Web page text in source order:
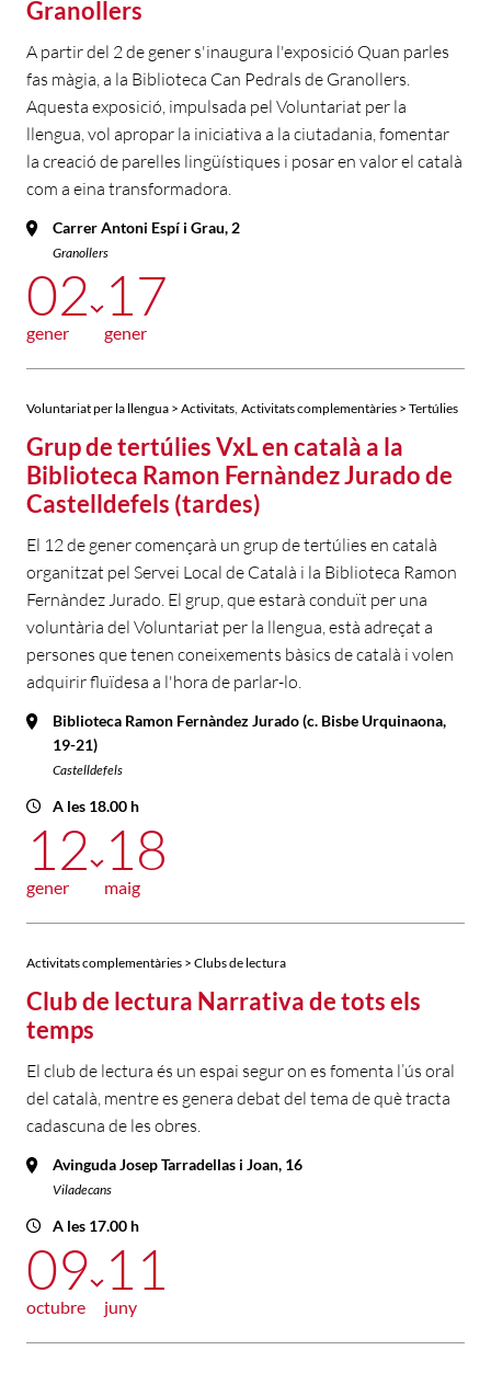
Granollers
A partir del 2 de gener s'inaugura l'exposició Quan parles
fas màgia, a la Biblioteca Can Pedrals de Granollers.
Aquesta exposició, impulsada pel Voluntariat per la
llengua, vol apropar la iniciativa a la ciutadania, fomentar
la creació de parelles lingüístiques i posar en valor el català
com a eina transformadora.
Carrer Antoni Espí i Grau, 2
Granollers
02
gener
17
gener
Voluntariat per la llengua > Activitats Activitats complementàries > Tertúlies
Grup de tertúlies VxL en català a la
Biblioteca Ramon Fernàndez Jurado de
Castelldefels (tardes)
El 12 de gener començarà un grup de tertúlies en català
organitzat pel Servei Local de Català i la Biblioteca Ramon
Fernàndez Jurado. El grup, que estarà conduït per una
voluntària del Voluntariat per la llengua, està adreçat a
persones que tenen coneixements bàsics de català i volen
adquirir fluïdesa a l'hora de parlar-lo.
Biblioteca Ramon Fernàndez Jurado (c. Bisbe Urquinaona,
19-21)
Castelldefels
A les 18.00 h
12
gener
18
maig
Activitats complementàries > Clubs de lectura
Club de lectura Narrativa de tots els
temps
El club de lectura és un espai segur on es fomenta l’ús oral
del català, mentre es genera debat del tema de què tracta
cadascuna de les obres.
Avinguda Josep Tarradellas i Joan, 16
Viladecans
A les 17.00 h
09
octubre
11
juny